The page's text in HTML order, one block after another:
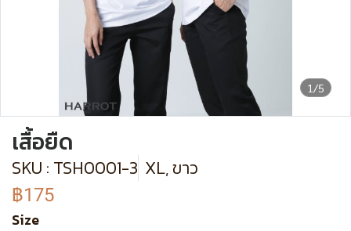
1/5
เสื้อยืด
SKU : TSH0001-3 XL, ขาว
฿175
Size